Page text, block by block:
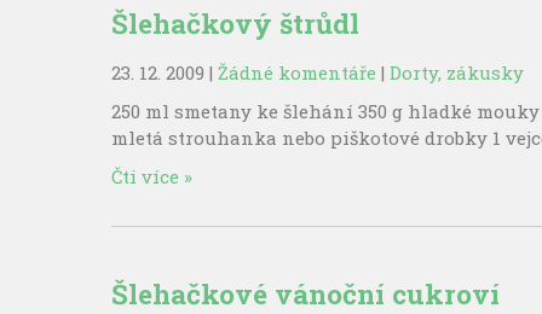
Šlehačkový štrůdl
23. 12. 2009 | Žádné komentáře | Dorty, zákusky
250 ml smetany ke šlehání 350 g hladké
mletá strouhanka nebo piškotové drobky 1
Čti více »
Šlehačkové vánoční cukroví